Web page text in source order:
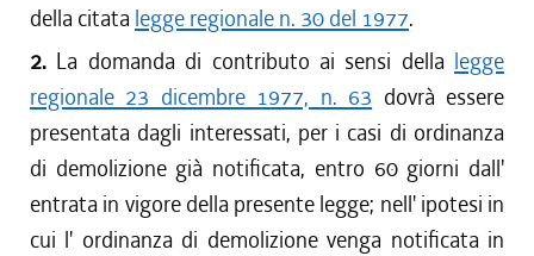
della citata legge regionale n. 30 del 1977.
2. La domanda di contributo ai sensi della legge
regionale 23 dicembre 1977, n. 63 dovrà essere
presentata dagli interessati, per i casi di ordinanza
di demolizione già notificata, entro 60 giorni dall'
entrata in vigore della presente legge; nell' ipotesi in
cui l' ordinanza di demolizione venga notificata in